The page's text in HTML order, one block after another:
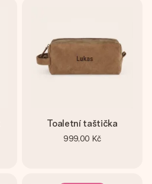
Toaletní taštička
999,00 Kč